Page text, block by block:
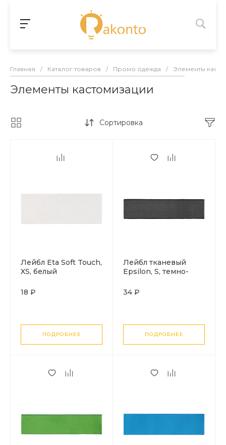
Главная / Каталог товаров / Промо одежда / Элементы
Элементы кастомизации
Сортировка
Лейбл Eta Soft Touch,
XS, белый
18 ₽
ПОДРОБНЕЕ
Лейбл тканевый
Epsilon, S, темно-
34 ₽
ПОДРОБНЕЕ